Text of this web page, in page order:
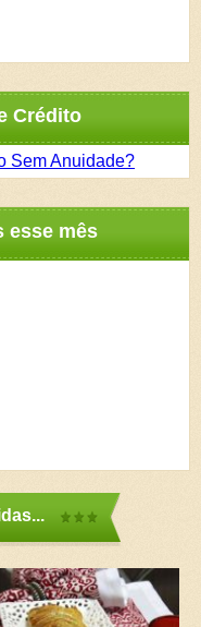
Crédito
Sem Anuidade?
esse mês